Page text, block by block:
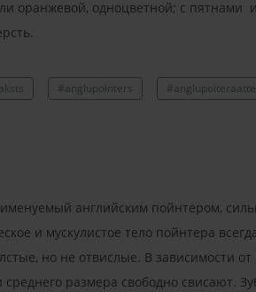
оранжевой, одноцветной; с
#anglupointers
английским пойнтером,
и мускулистое тело пойнтера
но не отвислые. В зависимости от
среднего размера свободно